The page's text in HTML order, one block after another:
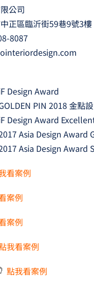
公司
正區臨沂街59巷9號3樓
8087
Design Award
PIN 2018 金點
Design Award
Asia Design Award
Asia Design Award
看案例
案例
案例
我看案例
點我看案例